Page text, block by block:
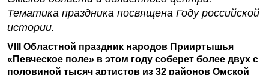
Тематика праздника посвящена Году российской
истории.
VIII Областной праздник народов Прииртышья
«Певческое поле» в этом году соберет более двух с
половиной тысяч артистов из 32 районов Омской